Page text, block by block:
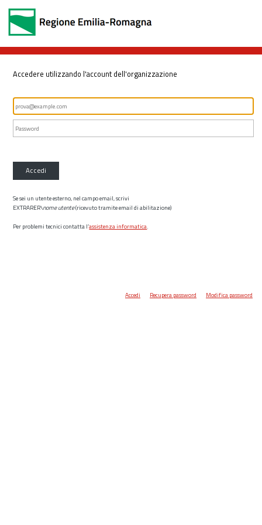
Accedere utilizzando l'account dell'organizzazione
Accedi
Se sei un utente esterno, nel campo email, scrivi
EXTRARER\nome utente(ricevuto tramite email di abilitazione)
Per problemi tecnici contatta l’assistenza informatica.
Accedi Recupera password Modifica password